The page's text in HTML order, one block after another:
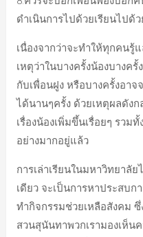
ดำเนินการไปด้วยเรียนไปด้
เนื่องจากว่าจะทำให้ทุกคนรู้
เหตุว่าในบางครั้งน้องบางครั้
กับเพื่อนฝูง หรือบางครั้งอา
ได้นานๆครั้ง ด้วยเหตุผลดัง
เรื่องน้องเพิ่มขึ้นเรื่อยๆ รวม
อย่างมากอยู่แล้ว
การเล่าเรียนในมหาวิทยาลั
เดียว จะเป็นการหาประสบ
ทำกิจกรรมช่วยเหลือสังคม
สวนสุนันทาพวกเรามองเห็น